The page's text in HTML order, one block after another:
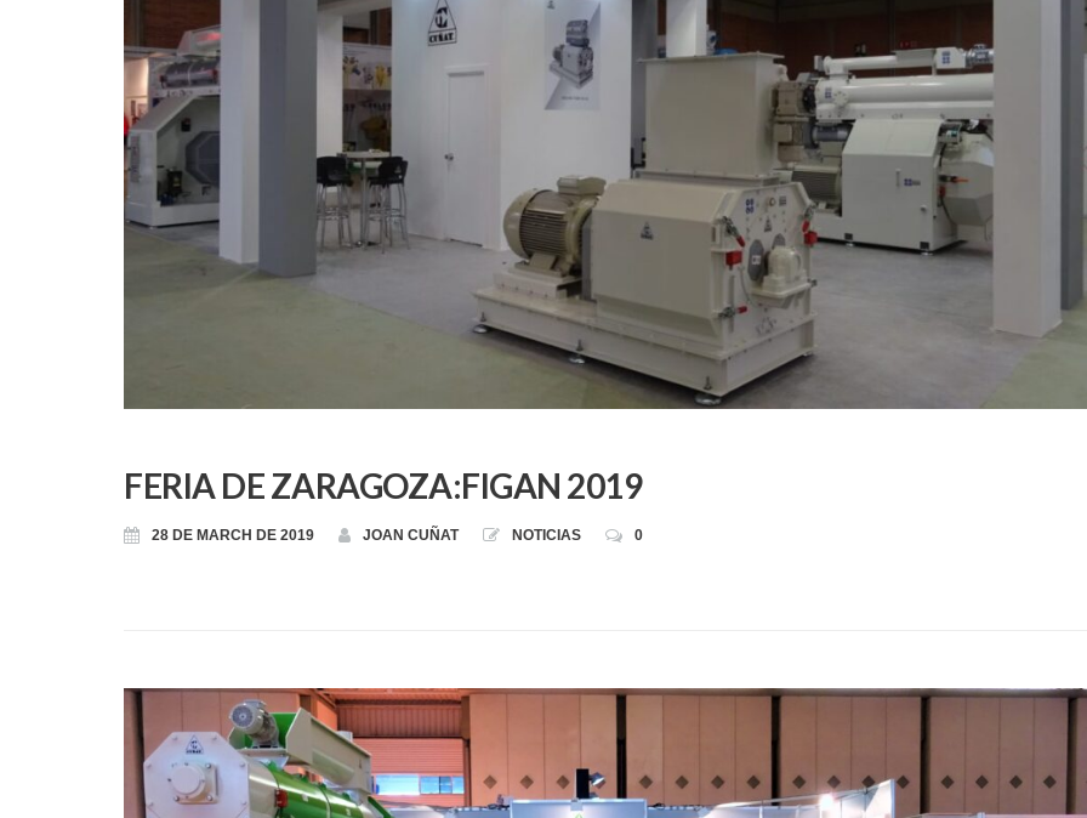
FERIA DE ZARAGOZA:FIGAN 2019
28 DE MARCH DE 2019 JOAN CUÑAT NOTICIAS 0